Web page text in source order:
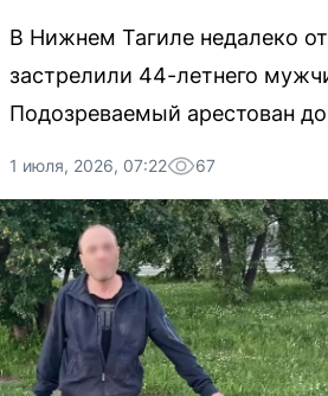
В Нижнем Тагиле недалеко
застрелили 44-летнего
Подозреваемый арестован до
1 июля, 2026, 07:22 67